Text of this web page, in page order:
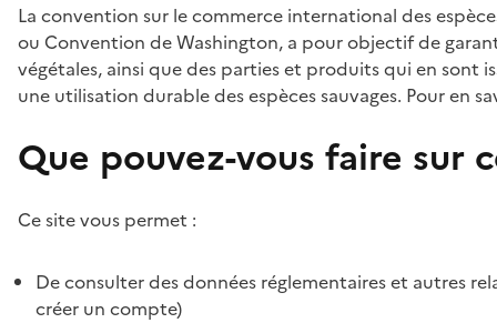
La convention sur le commerce international des
ou Convention de Washington, a pour objectif de
végétales, ainsi que des parties et produits qui en sont
une utilisation durable des espèces sauvages. Pour en
Que pouvez-vous faire sur
Ce site vous permet :
De consulter des données réglementaires et autres
créer un compte)